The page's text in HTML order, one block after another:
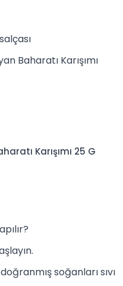
Baharatı Karışımı
Karışımı 25 G
soğanları sıvı